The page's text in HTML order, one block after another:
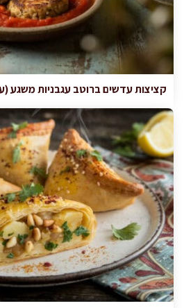
קציצות עדשים ברוטב עגבניות משגע